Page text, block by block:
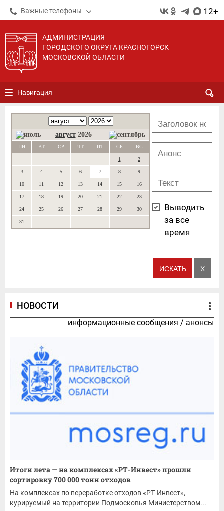
Важные телефоны 12+
АДМИНИСТРАЦИЯ
ГОРОДСКОГО ОКРУГА КРАСНОГОРСК
МОСКОВСКОЙ ОБЛАСТИ
Навигация
август 2026
ПН ВТ СР ЧТ ПТ СБ ВС
1 2
3 4 5 6 7 8 9
10 11 12 13 14 15 16
17 18 19 20 21 22 23
24 25 26 27 28 29 30
31
Выводить
за все
время
НОВОСТИ
информационные сообщения / анонсы
Итоги лета — на комплексах «РТ-Инвест» прошли
сортировку 700 000 тонн отходов
На комплексах по переработке отходов «РТ-Инвест»,
курируемый на территории Подмосковья Министерством...